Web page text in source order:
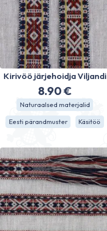
Kirivöö järjehoidja Viljandi
8.90€
Naturaalsed materjalid
Eesti pärandmuster Käsitöö